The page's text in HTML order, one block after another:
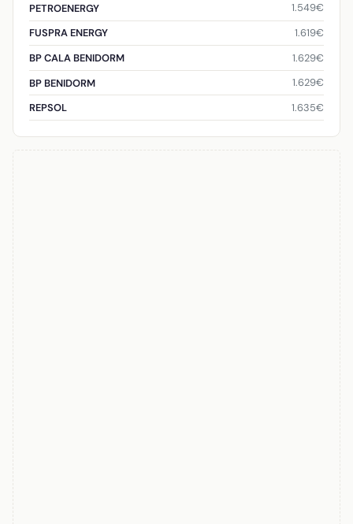
PETROENERGY
1.549€
FUSPRA ENERGY
1.619€
BP CALA BENIDORM
1.629€
BP BENIDORM
1.629€
REPSOL
1.635€